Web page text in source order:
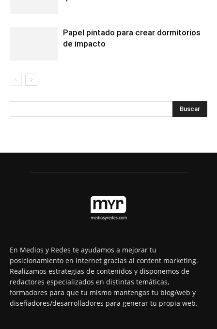
Papel pintado para crear dormitorios
de impacto
En Medios y Redes te ayudamos a mejorar tu
posicionamiento en Internet gracias al content marketing.
Realizamos estrategias de contenidos y disponemos de
redactores especializados en distintas temáticas,
formadores para que tu mismo mantengas tu blog/web y
diseñadores/desarrolladores para generar tu propia web.